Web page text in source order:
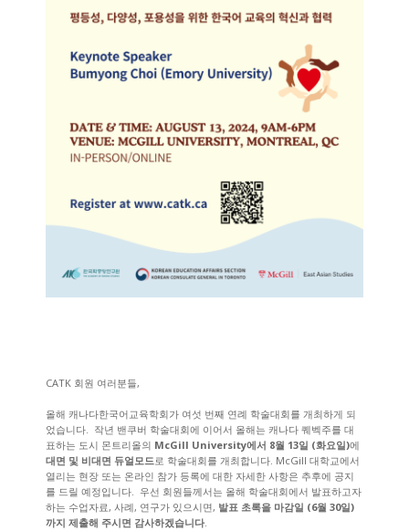
CATK 회원 여러분들,
올해 캐나다한국어교육학회가 여섯 번째 연례 학술대회를 개최하게 되
었습니다. 작년 밴쿠버 학술대회에 이어서 올해는 캐나다 퀘벡주를 대
표하는 도시 몬트리올의 McGill University에서 8월 13일 (화요일)에
대면 및 비대면 듀얼모드로 학술대회를 개최합니다. McGill 대학교에서
열리는 현장 또는 온라인 참가 등록에 대한 자세한 사항은 추후에 공지
를 드릴 예정입니다. 우선 회원들께서는 올해 학술대회에서 발표하고자
하는 수업자료, 사례, 연구가 있으시면, 발표 초록을 마감일 (6월 30일)
까지 제출해 주시면 감사하겠습니다.